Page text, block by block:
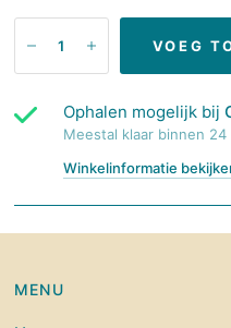
VOEG
Ophalen mogelijk bij
Meestal klaar binnen 24
Winkelinformatie
MENU